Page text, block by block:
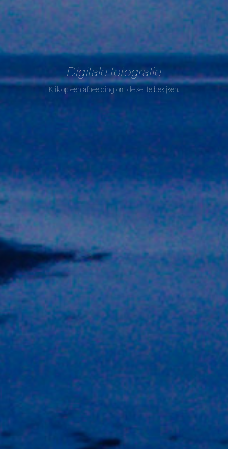
Digitale fotografie
Klik op een afbeelding om de set te bekijken.